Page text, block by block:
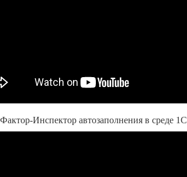
Инспектор автозаполнения в среде 1С